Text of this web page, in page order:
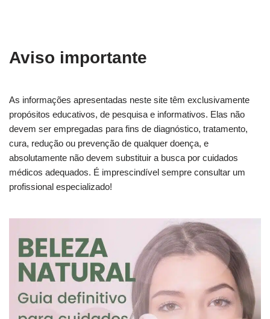
Aviso importante
As informações apresentadas neste site têm exclusivamente
propósitos educativos, de pesquisa e informativos. Elas não
devem ser empregadas para fins de diagnóstico, tratamento,
cura, redução ou prevenção de qualquer doença, e
absolutamente não devem substituir a busca por cuidados
médicos adequados. É imprescindível sempre consultar um
profissional especializado!